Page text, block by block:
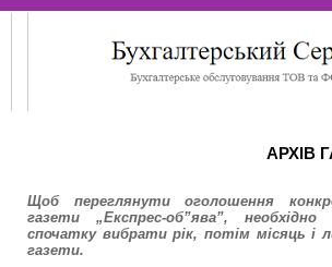
АРХІВ
Щоб переглянути оголошення
газети „Експрес-об”ява”,
спочатку вибрати рік, потім місяць і
газети.